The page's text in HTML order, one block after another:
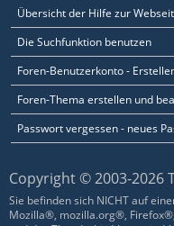
Übersicht der Hilfe zur
Die Suchfunktion benutzen
Foren-Benutzerkonto -
Foren-Thema erstellen und
Passwort vergessen - neues
Copyright © 2003-2026
Sie befinden sich NICHT auf
Mozilla®, mozilla.org®,